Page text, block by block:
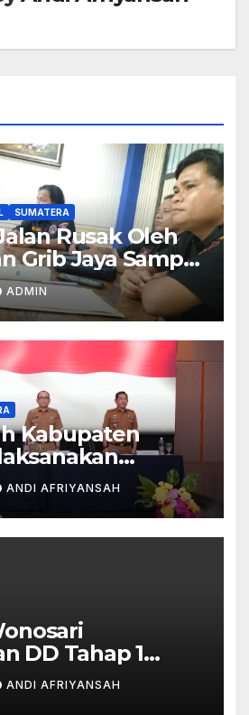
SUMATERA
Rusak Oleh
Grib Jaya Sampai
DPRD Mesuji
ADMIN
Kabupaten
ASN dan
Anti Korupsi
ANDI AFRIYANSAH
DD Tahap 1
Beton
ANDI AFRIYANSAH